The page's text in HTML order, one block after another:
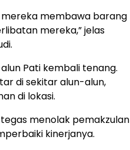
membawa barang
mereka,” jelas
Pati kembali tenang.
di sekitar alun-alun,
di lokasi.
menolak pemakzulan
kinerjanya.